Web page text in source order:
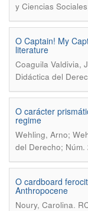
y Ciencias
O Captain! My
literature
Coaguila Valdivia,
Didáctica del
O carácter
regime
Wehling, Arno;
del Derecho;
O cardboard
Anthropocene
Noury, Carolina.